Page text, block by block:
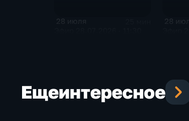
28 июля 28
Ещеинтересное